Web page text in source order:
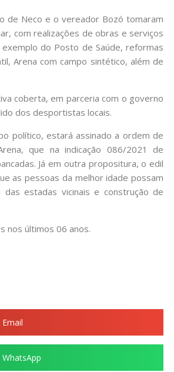
de Neco e o vereador Bozó tomaram
com realizações de obras e serviços
do Posto de Saúde, reformas
Arena com campo sintético, além de
coberta, em parceria com o governo
dos desportistas locais.
político, estará assinado a ordem de
que na indicação 086/2021 de
Já em outra propositura, o edil
as pessoas da melhor idade possam
estadas vicinais e construção de
nos últimos 06 anos.
Email
WhatsApp